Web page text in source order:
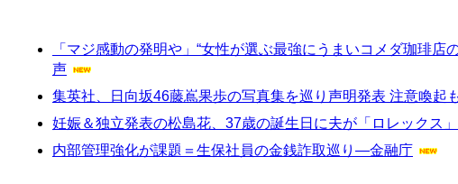
「マジ感動の発明や」“女性が選ぶ最強にうまいコメダ珈琲
声
集英社、日向坂46藤嶌果歩の写真集を巡り声明発表 注意喚起
妊娠＆独立発表の松島花、37歳の誕生日に夫が「ロレックス
内部管理強化が課題＝生保社員の金銭詐取巡り―金融庁